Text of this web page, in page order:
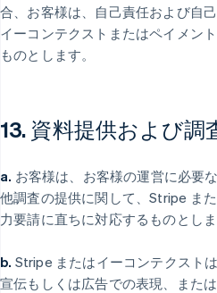
合、お客様は、自己責任および自
イーコンテクストまたはペイメン
ものとします。
13. 資料提供および調
a. お客様は、お客様の運営に必要
他調査の提供に関して、Stripe ま
力要請に直ちに対応するものとしま
b. Stripe またはイーコンテクスト
宣伝もしくは広告での表現、また